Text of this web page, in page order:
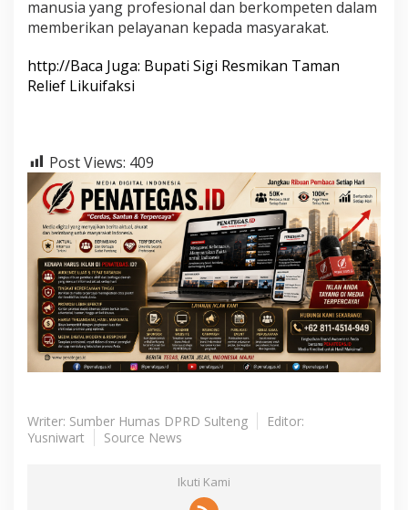
manusia yang profesional dan berkompeten dalam
memberikan pelayanan kepada masyarakat.
http://Baca Juga: Bupati Sigi Resmikan Taman
Relief Likuifaksi
Post Views: 409
Writer: Sumber Humas DPRD Sulteng
Editor:
Yusniwart
Source News
Ikuti Kami